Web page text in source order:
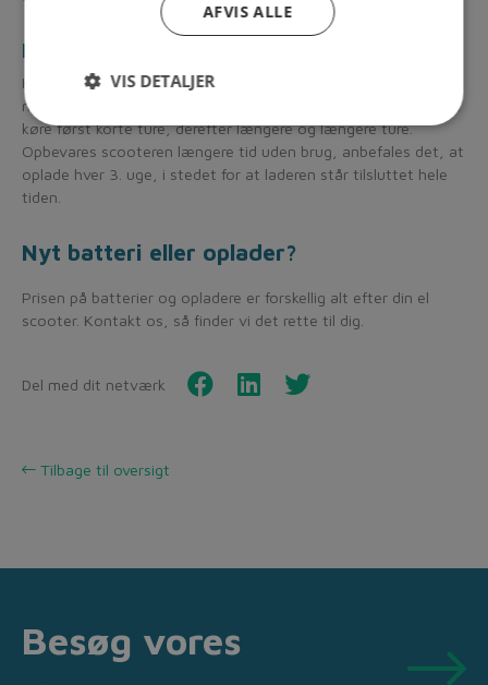
Kørsel efter længerevarende stilstand
Hvis el-scooteren ikke har kørt i lang tid, kan det være
nødvendigt at køre batterierne i gang igen. Dette gøres ved at
køre først korte ture, derefter længere og længere ture.
Opbevares scooteren længere tid uden brug, anbefales det, at
oplade hver 3. uge, i stedet for at laderen står tilsluttet hele
tiden.
Nyt batteri eller oplader?
Prisen på batterier og opladere er forskellig alt efter din el
scooter. Kontakt os, så finder vi det rette til dig.
Del med dit netværk
Tilbage til oversigt
Besøg vores
AFVIS ALLE
VIS DETALJER